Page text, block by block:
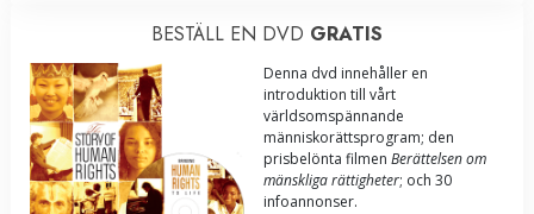
BESTÄLL EN DVD GRATIS
Denna dvd innehåller en
introduktion till vårt
världsomspännande
människorättsprogram; den
prisbelönta filmen Berättelsen om
mänskliga rättigheter; och 30
infoannonser.